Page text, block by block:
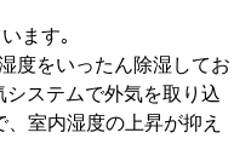
ます｡
度をいったん除湿してお
ステムで外気を取り込
室内湿度の上昇が抑え